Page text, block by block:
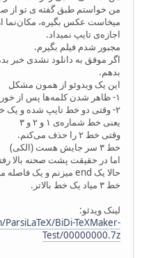
من خواستم طبق گفته ی تو از
میخاست عکس بگیره، مکان‌نما
اجازه‌ی تایپ نمیداد.
مجبور شدم فیلم بگیرم.
اگر موفق به دانلود نشدی خبر
بدهم.
این یک ویدوئو از همون مشکل
۱- ظاهر شدن کلمه‌ها پس از خوردن فاصله بعدشان.
۲- وقتی دو خط تایپ شده و یک خط بین‌شون خالی هست.
یعنی خط شماره‌ی ۱ و ۲ و ۳
وقتی خط ۲ را حذف می‌کنم.
خط ۳ سر جایش هست (الکی)
اما در حقیقت پشت صحنه بالا
حالا یک end میزنم و یک فاصله میزنم.
خط ۳ میاد یک خط بالاتر.
لینک ویدئو:
BiDi-TeXMaker-
Test/00000000.7z